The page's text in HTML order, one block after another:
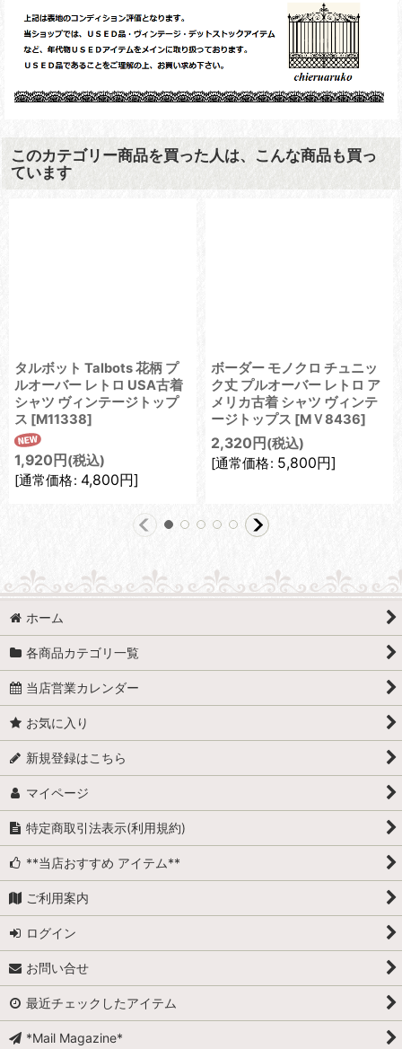
このカテゴリー商品を買った人は、こんな商品も買っ
ています
タルボット Talbots 花柄 プ
ルオーバー レトロ USA古着
シャツ ヴィンテージトップ
ス [M11338]
1,920 円 (税込)
[通常価格: 4,800円]
ボーダー モノクロ チュニッ
ク丈 プルオーバー レトロ ア
メリカ古着 シャツ ヴィンテ
ージトップス [MＶ8436]
2,320 円 (税込)
[通常価格: 5,800円]
ホーム
各商品カテゴリ一覧
当店営業カレンダー
お気に入り
新規登録はこちら
マイページ
特定商取引法表示(利用規約)
**当店おすすめ アイテム**
ご利用案内
ログイン
お問い合せ
最近チェックしたアイテム
*Mail Magazine*